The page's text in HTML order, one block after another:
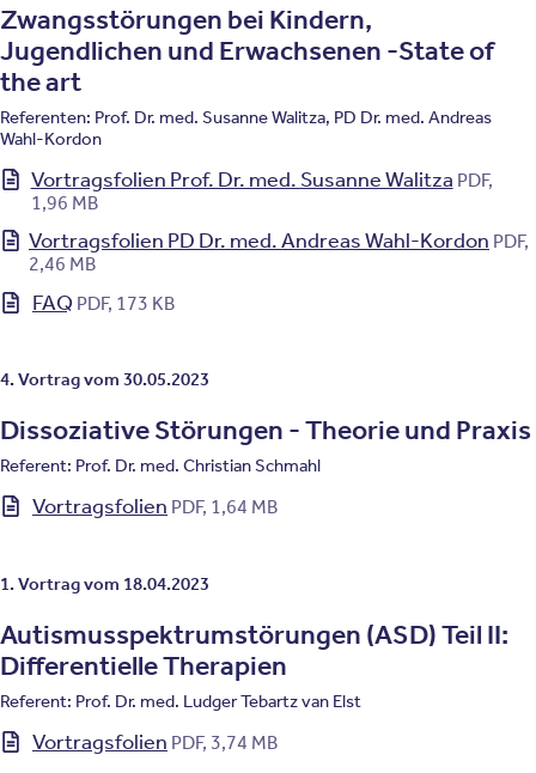
Zwangsstörungen bei Kindern,
Jugendlichen und Erwachsenen -State of
the art
Referenten: Prof. Dr. med. Susanne Walitza, PD Dr. med. Andreas
Wahl-Kordon
Vortragsfolien Prof. Dr. med. Susanne Walitza PDF,
1,96 MB
Vortragsfolien PD Dr. med. Andreas Wahl-Kordon PDF,
2,46 MB
FAQ PDF, 173 KB
4. Vortrag vom 30.05.2023
Dissoziative Störungen - Theorie und Praxis
Referent: Prof. Dr. med. Christian Schmahl
Vortragsfolien PDF, 1,64 MB
1. Vortrag vom 18.04.2023
Autismusspektrumstörungen (ASD) Teil II:
Differentielle Therapien
Referent: Prof. Dr. med. Ludger Tebartz van Elst
Vortragsfolien PDF, 3,74 MB